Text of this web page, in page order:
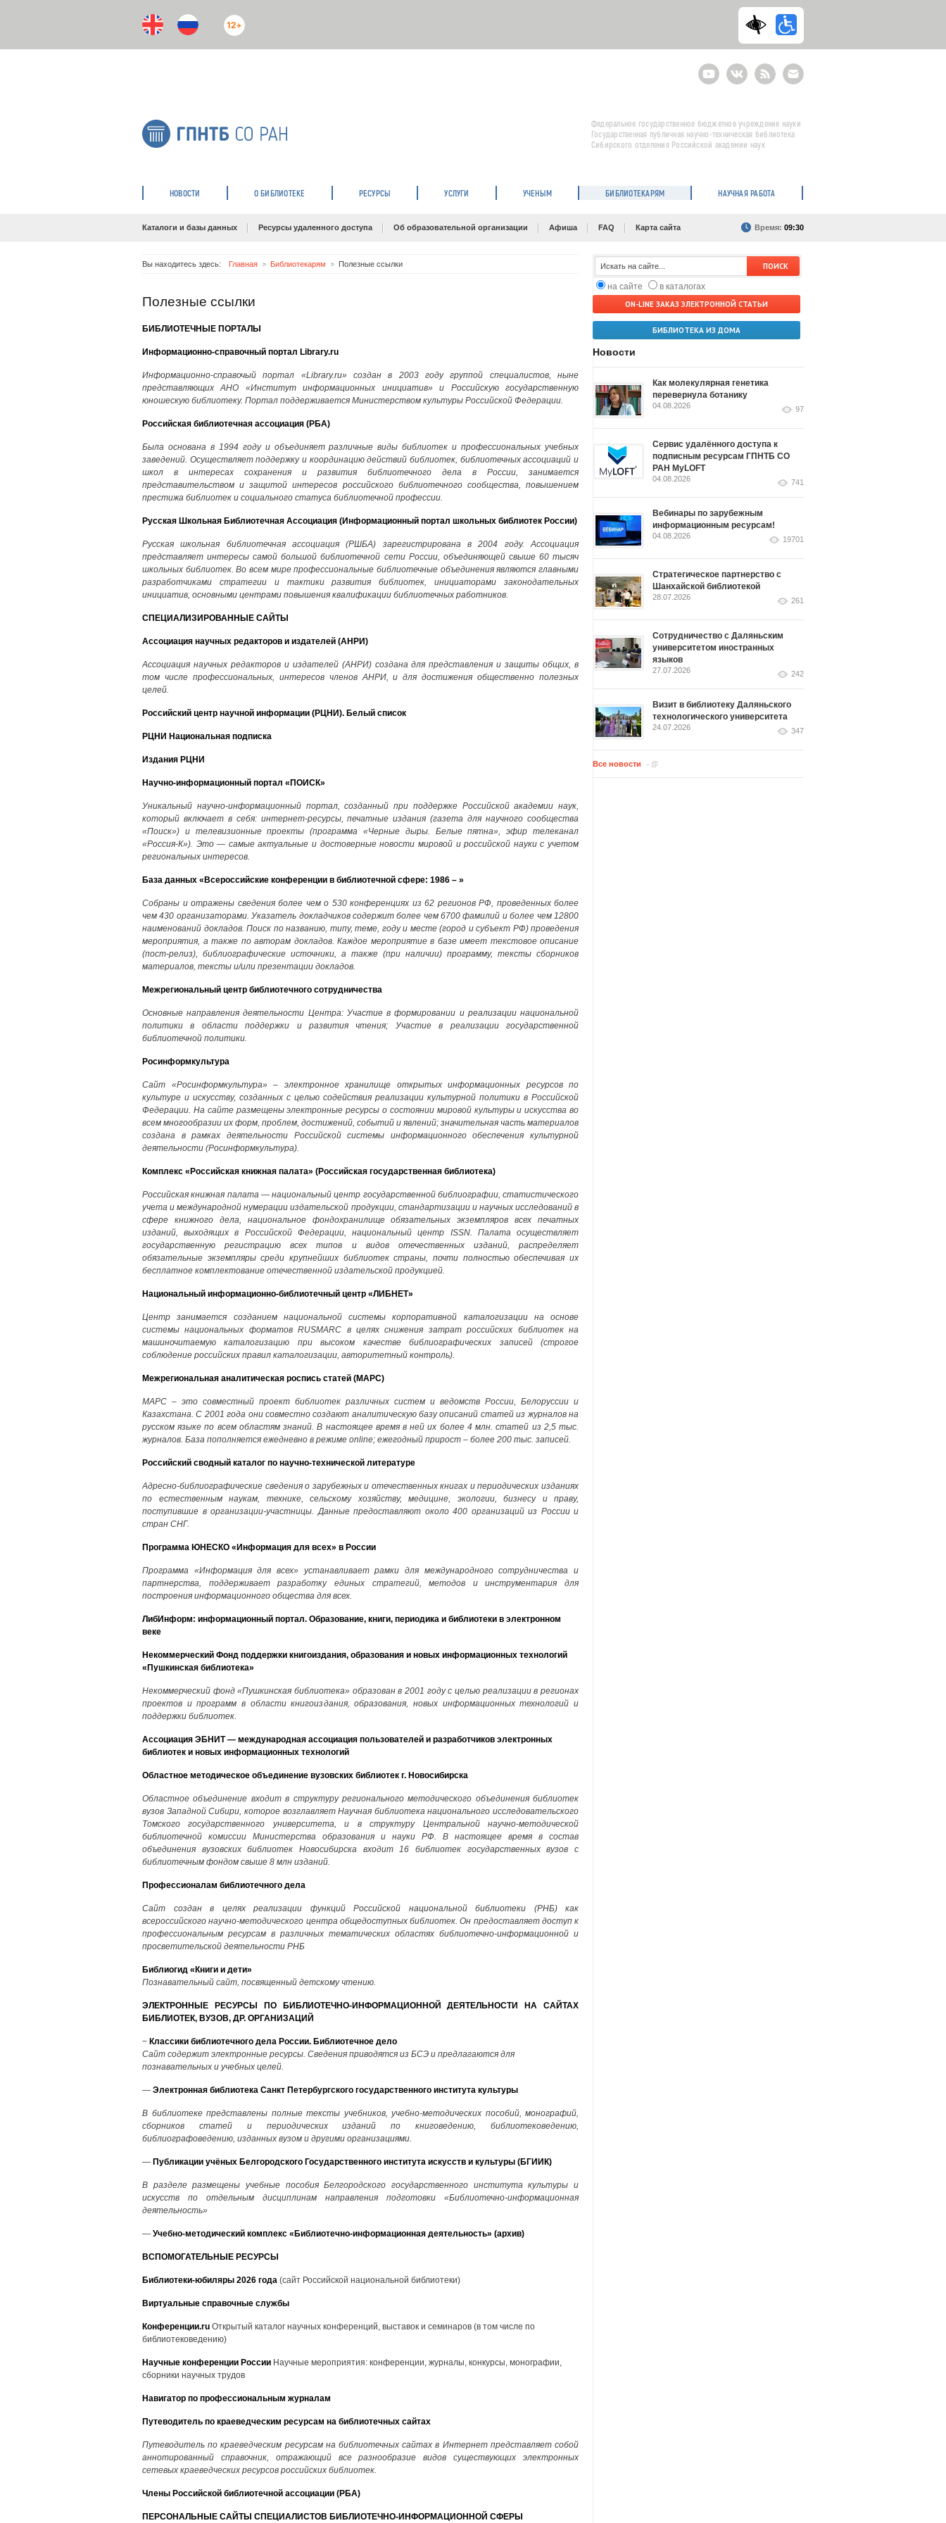
12+
YoutubeВКонтактеRSS
E-
mail
подписка
Федеральное государственное бюджетное учреждение науки
Государственная публичная научно-техническая библиотека
Сибирского отделения Российской академии наук
НОВОСТИ О БИБЛИОТЕКЕ РЕСУРСЫ УСЛУГИ УЧЕНЫМ БИБЛИОТЕКАРЯМ НАУЧНАЯ РАБОТА
Каталоги и базы данных Ресурсы удаленного доступа Об образовательной организации Афиша FAQ Карта сайта Время: 09:30
Вы находитесь здесь: Главная Библиотекарям Полезные ссылки
Полезные ссылки
БИБЛИОТЕЧНЫЕ ПОРТАЛЫ
Информационно-справочный портал Library.ru
Информационно-справочый портал «Library.ru» создан в 2003 году группой специалистов, ныне
представляющих АНО «Институт информационных инициатив» и Российскую государственную
юношескую библиотеку. Портал поддерживается Министерством культуры Российской Федерации.
Российская библиотечная ассоциация (РБА)
Была основана в 1994 году и объединяет различные виды библиотек и профессиональных учебных
заведений. Осуществляет поддержку и координацию действий библиотек, библиотечных ассоциаций и
школ в интересах сохранения и развития библиотечного дела в России, занимается
представительством и защитой интересов российского библиотечного сообщества, повышением
престижа библиотек и социального статуса библиотечной профессии.
Русская Школьная Библиотечная Ассоциация (Информационный портал школьных библиотек России)
Русская школьная библиотечная ассоциация (РШБА) зарегистрирована в 2004 году. Ассоциация
представляет интересы самой большой библиотечной сети России, объединяющей свыше 60 тысяч
школьных библиотек. Во всем мире профессиональные библиотечные объединения являются главными
разработчиками стратегии и тактики развития библиотек, инициаторами законодательных
инициатив, основными центрами повышения квалификации библиотечных работников.
СПЕЦИАЛИЗИРОВАННЫЕ САЙТЫ
Ассоциация научных редакторов и издателей (АНРИ)
Ассоциация научных редакторов и издателей (АНРИ) создана для представления и защиты общих, в
том числе профессиональных, интересов членов АНРИ, и для достижения общественно полезных
целей.
Российский центр научной информации (РЦНИ). Белый список
РЦНИ Национальная подписка
Издания РЦНИ
Научно-информационный портал «ПОИСК»
Уникальный научно-информационный портал, созданный при поддержке Российской академии наук,
который включает в себя: интернет-ресурсы, печатные издания (газета для научного сообщества
«Поиск») и телевизионные проекты (программа «Черные дыры. Белые пятна», эфир телеканал
«Россия-К»). Это — самые актуальные и достоверные новости мировой и российской науки с учетом
региональных интересов.
База данных «Всероссийские конференции в библиотечной сфере: 1986 – »
Собраны и отражены сведения более чем о 530 конференциях из 62 регионов РФ, проведенных более
чем 430 организаторами. Указатель докладчиков содержит более чем 6700 фамилий и более чем 12800
наименований докладов. Поиск по названию, типу, теме, году и месте (город и субъект РФ) проведения
мероприятия, а также по авторам докладов. Каждое мероприятие в базе имеет текстовое описание
(пост-релиз), библиографические источники, а также (при наличии) программу, тексты сборников
материалов, тексты и/или презентации докладов.
Межрегиональный центр библиотечного сотрудничества
Основные направления деятельности Центра: Участие в формировании и реализации национальной
политики в области поддержки и развития чтения; Участие в реализации государственной
библиотечной политики.
Росинформкультура
Сайт «Росинформкультура» – электронное хранилище открытых информационных ресурсов по
культуре и искусству, созданных с целью содействия реализации культурной политики в Российской
Федерации. На сайте размещены электронные ресурсы о состоянии мировой культуры и искусства во
всем многообразии их форм, проблем, достижений, событий и явлений; значительная часть материалов
создана в рамках деятельности Российской системы информационного обеспечения культурной
деятельности (Росинформкультура).
Комплекс «Российская книжная палата» (Российская государственная библиотека)
Российская книжная палата — национальный центр государственной библиографии, статистического
учета и международной нумерации издательской продукции, стандартизации и научных исследований в
сфере книжного дела, национальное фондохранилище обязательных экземпляров всех печатных
изданий, выходящих в Российской Федерации, национальный центр ISSN. Палата осуществляет
государственную регистрацию всех типов и видов отечественных изданий, распределяет
обязательные экземпляры среди крупнейших библиотек страны, почти полностью обеспечивая их
бесплатное комплектование отечественной издательской продукцией.
Национальный информационно-библиотечный центр «ЛИБНЕТ»
Центр занимается созданием национальной системы корпоративной каталогизации на основе
системы национальных форматов RUSMARC в целях снижения затрат российских библиотек на
машиночитаемую каталогизацию при высоком качестве библиографических записей (строгое
соблюдение российских правил каталогизации, авторитетный контроль).
Межрегиональная аналитическая роспись статей (МАРС)
МАРС – это совместный проект библиотек различных систем и ведомств России, Белоруссии и
Казахстана. С 2001 года они совместно создают аналитическую базу описаний статей из журналов на
русском языке по всем областям знаний. В настоящее время в ней их более 4 млн. статей из 2,5 тыс.
журналов. База пополняется ежедневно в режиме online; ежегодный прирост – более 200 тыс. записей.
Российский сводный каталог по научно-технической литературе
Адресно-библиографические сведения о зарубежных и отечественных книгах и периодических изданиях
по естественным наукам, технике, сельскому хозяйству, медицине, экологии, бизнесу и праву,
поступившие в организации-участницы. Данные предоставляют около 400 организаций из России и
стран СНГ.
Программа ЮНЕСКО «Информация для всех» в России
Программа «Информация для всех» устанавливает рамки для международного сотрудничества и
партнерства, поддерживает разработку единых стратегий, методов и инструментария для
построения информационного общества для всех.
ЛибИнформ: информационный портал. Образование, книги, периодика и библиотеки в электронном
веке
Некоммерческий Фонд поддержки книгоиздания, образования и новых информационных технологий
«Пушкинская библиотека»
Некоммерческий фонд «Пушкинская библиотека» образован в 2001 году с целью реализации в регионах
проектов и программ в области книгоиздания, образования, новых информационных технологий и
поддержки библиотек.
Ассоциация ЭБНИТ — международная ассоциация пользователей и разработчиков электронных
библиотек и новых информационных технологий
Областное методическое объединение вузовских библиотек г. Новосибирска
Областное объединение входит в структуру регионального методического объединения библиотек
вузов Западной Сибири, которое возглавляет Научная библиотека национального исследовательского
Томского государственного университета, и в структуру Центральной научно-методической
библиотечной комиссии Министерства образования и науки РФ. В настоящее время в состав
объединения вузовских библиотек Новосибирска входит 16 библиотек государственных вузов с
библиотечным фондом свыше 8 млн изданий.
Профессионалам библиотечного дела
Сайт создан в целях реализации функций Российской национальной библиотеки (РНБ) как
всероссийского научно-методического центра общедоступных библиотек. Он предоставляет доступ к
профессиональным ресурсам в различных тематических областях библиотечно-информационной и
просветительской деятельности РНБ
Библиогид «Книги и дети»
Познавательный сайт, посвященный детскому чтению.
ЭЛЕКТРОННЫЕ РЕСУРСЫ ПО БИБЛИОТЕЧНО-ИНФОРМАЦИОННОЙ ДЕЯТЕЛЬНОСТИ НА САЙТАХ
БИБЛИОТЕК, ВУЗОВ, ДР. ОРГАНИЗАЦИЙ
− Классики библиотечного дела России. Библиотечное дело
Сайт содержит электронные ресурсы. Сведения приводятся из БСЭ и предлагаются для
познавательных и учебных целей.
— Электронная библиотека Санкт Петербургского государственного института культуры
В библиотеке представлены полные тексты учебников, учебно-методических пособий, монографий,
сборников статей и периодических изданий по книговедению, библиотековедению,
библиографоведению, изданных вузом и другими организациями.
— Публикации учёных Белгородского Государственного института искусств и культуры (БГИИК)
В разделе размещены учебные пособия Белгородского государственного института культуры и
искусств по отдельным дисциплинам направления подготовки «Библиотечно-информационная
деятельность»
— Учебно-методический комплекс «Библиотечно-информационная деятельность» (архив)
ВСПОМОГАТЕЛЬНЫЕ РЕСУРСЫ
Библиотеки-юбиляры 2026 года (сайт Российской национальной библиотеки)
Виртуальные справочные службы
Конференции.ru Открытый каталог научных конференций, выставок и семинаров (в том числе по
библиотековедению)
Научные конференции России Научные мероприятия: конференции, журналы, конкурсы, монографии,
сборники научных трудов
Навигатор по профессиональным журналам
Путеводитель по краеведческим ресурсам на библиотечных сайтах
Путеводитель по краеведческим ресурсам на библиотечных сайтах в Интернет представляет собой
аннотированный справочник, отражающий все разнообразие видов существующих электронных
сетевых краеведческих ресурсов российских библиотек.
Члены Российской библиотечной ассоциации (РБА)
ПЕРСОНАЛЬНЫЕ САЙТЫ СПЕЦИАЛИСТОВ БИБЛИОТЕЧНО-ИНФОРМАЦИОННОЙ СФЕРЫ
на сайте
в каталогах
ON-LINE ЗАКАЗ ЭЛЕКТРОННОЙ СТАТЬИ
БИБЛИОТЕКА ИЗ ДОМА
Новости
Как молекулярная генетика
перевернула ботанику
04.08.2026 97
Сервис удалённого доступа к
подписным ресурсам ГПНТБ СО
РАН MyLOFT
04.08.2026 741
Вебинары по зарубежным
информационным ресурсам!
04.08.2026 19701
Стратегическое партнерство с
Шанхайской библиотекой
28.07.2026 261
Сотрудничество с Даляньским
университетом иностранных
языков
27.07.2026 242
Визит в библиотеку Даляньского
технологического университета
24.07.2026 347
Все новости